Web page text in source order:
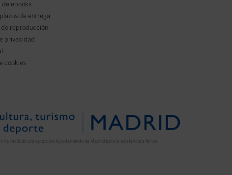
de ebooks
de entrega
de reproducción
privacidad
cookies
ha recibido una ayuda del Ayuntamiento de Madrid para la asistencia a ferias